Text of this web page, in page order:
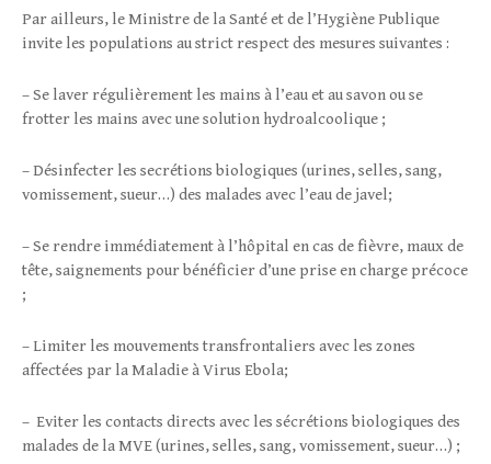
Par ailleurs, le Ministre de la Santé et de l’Hygiène Publique
invite les populations au strict respect des mesures suivantes :
– Se laver régulièrement les mains à l’eau et au savon ou se
frotter les mains avec une solution hydroalcoolique ;
– Désinfecter les secrétions biologiques (urines, selles, sang,
vomissement, sueur…) des malades avec l’eau de javel;
– Se rendre immédiatement à l’hôpital en cas de fièvre, maux de
tête, saignements pour bénéficier d’une prise en charge précoce
;
– Limiter les mouvements transfrontaliers avec les zones
affectées par la Maladie à Virus Ebola;
– Eviter les contacts directs avec les sécrétions biologiques des
malades de la MVE (urines, selles, sang, vomissement, sueur…) ;